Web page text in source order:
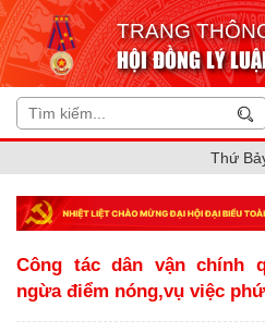
TRANG
HỘI ĐỒNG LÝ
Thứ
Công tác dân vận chính
ngừa điểm nóng,vụ việc